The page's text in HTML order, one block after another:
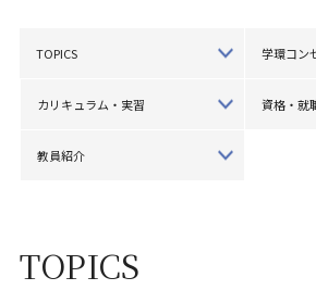
TOPICS 学環コン
カリキュラム・実習 資格・就
教員紹介
TOPICS